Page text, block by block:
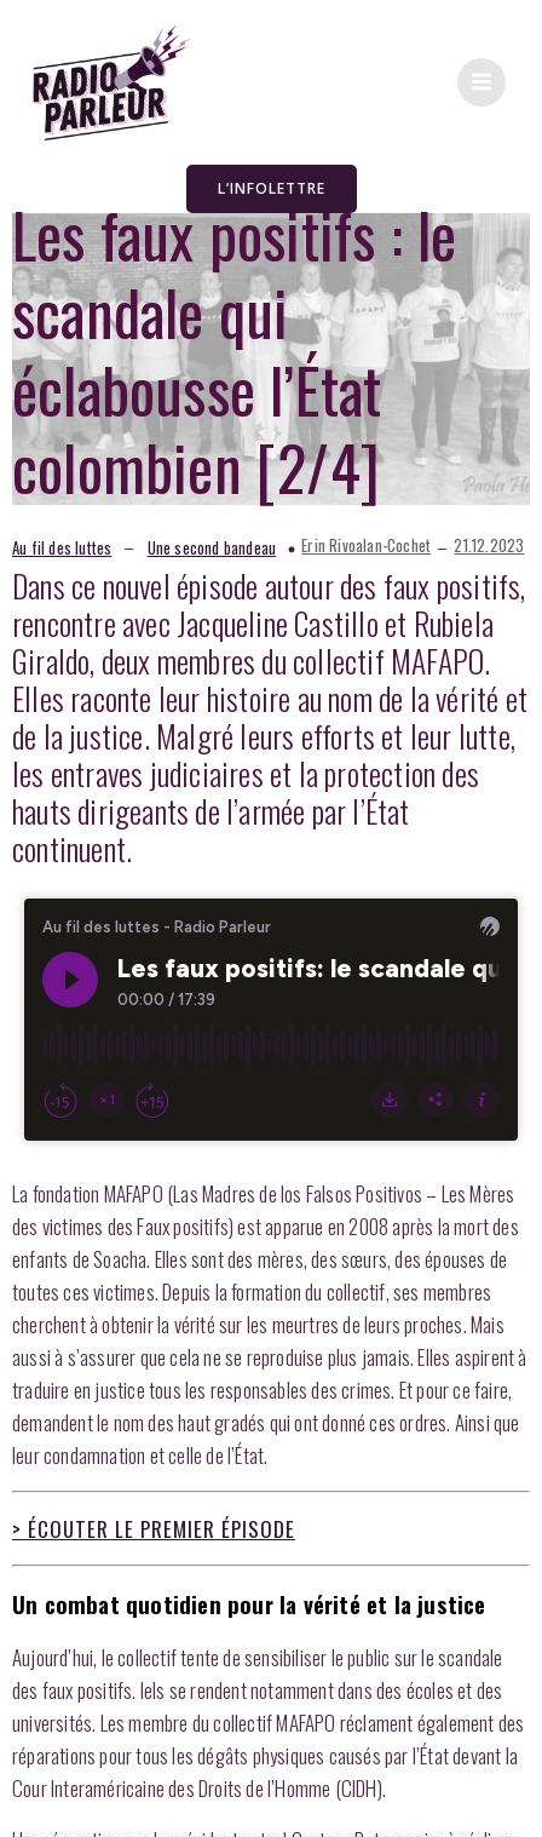
L’INFOLETTRE
Les faux positifs : le
scandale qui
éclabousse l’État
colombien [2/4]
Au fil des luttes – Une second bandeau Erin Rivoalan-Cochet – 21.12.2023
Dans ce nouvel épisode autour des faux positifs,
rencontre avec Jacqueline Castillo et Rubiela
Giraldo, deux membres du collectif MAFAPO.
Elles raconte leur histoire au nom de la vérité et
de la justice. Malgré leurs efforts et leur lutte,
les entraves judiciaires et la protection des
hauts dirigeants de l’armée par l’État
continuent.
La fondation MAFAPO (Las Madres de los Falsos Positivos – Les Mères
des victimes des Faux positifs) est apparue en 2008 après la mort des
enfants de Soacha. Elles sont des mères, des sœurs, des épouses de
toutes ces victimes. Depuis la formation du collectif, ses membres
cherchent à obtenir la vérité sur les meurtres de leurs proches. Mais
aussi à s’assurer que cela ne se reproduise plus jamais. Elles aspirent à
traduire en justice tous les responsables des crimes. Et pour ce faire,
demandent le nom des haut gradés qui ont donné ces ordres. Ainsi que
leur condamnation et celle de l’État.
> ÉCOUTER LE PREMIER ÉPISODE
Un combat quotidien pour la vérité et la justice
Aujourd’hui, le collectif tente de sensibiliser le public sur le scandale
des faux positifs. Iels se rendent notamment dans des écoles et des
universités. Les membre du collectif MAFAPO réclament également des
réparations pour tous les dégâts physiques causés par l’État devant la
Cour Interaméricaine des Droits de l’Homme (CIDH).